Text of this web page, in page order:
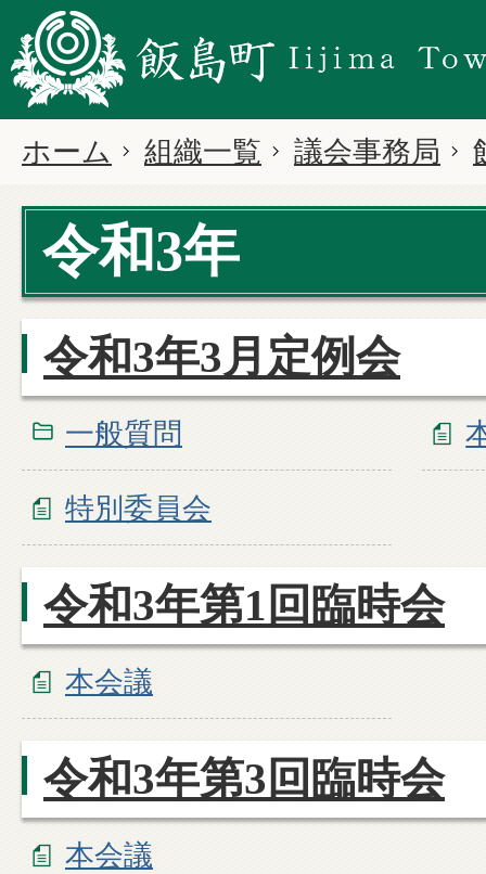
ホーム 組織一覧 議会事務局
令和3年
令和3年3月定例会
一般質問
特別委員会
令和3年第1回臨時会
本会議
令和3年第3回臨時会
本会議